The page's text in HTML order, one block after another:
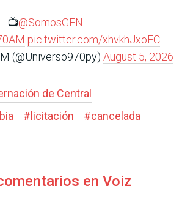
📺@SomosGEN
pic.twitter.com/xhvkhJxoEC
(@Universo970py) August 5, 2026
de Central
# licitación #cancelada
en Voiz